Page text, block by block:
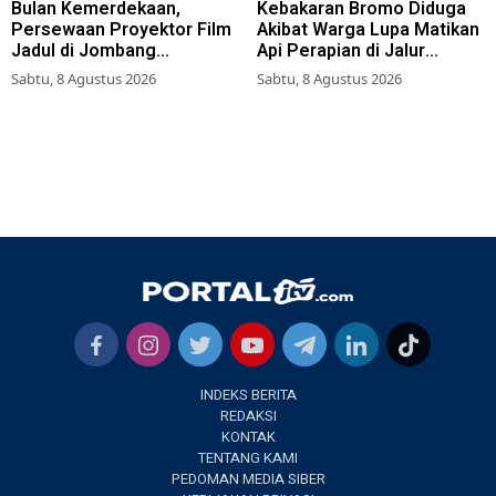
Bulan Kemerdekaan,
Persewaan Proyektor Film
Jadul di Jombang
Meningkat
Sabtu, 8 Agustus 2026
Kebakaran Bromo Diduga
Akibat Warga Lupa Matikan
Api Perapian di Jalur
Tradisional
Sabtu, 8 Agustus 2026
INDEKS BERITA
REDAKSI
KONTAK
TENTANG KAMI
PEDOMAN MEDIA SIBER